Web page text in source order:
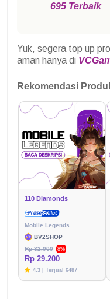
695 Terbaik
Yuk, segera top up
aman hanya di
Rekomendasi
110 Diamonds
Mobile Legends
BV2SHOP
Rp 32.000
8%
Rp 29.200
4.3 | Terjual 6487